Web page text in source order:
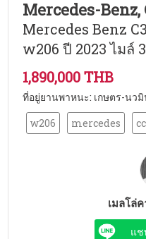
Mercedes-Benz,
Mercedes Benz
w206 ปี 2023 ไมล์
1,890,000 THB
ที่อยู่ยานพาหนะ: เกษตร-นวมิ
w206
mercedes
เมลโล่
แช